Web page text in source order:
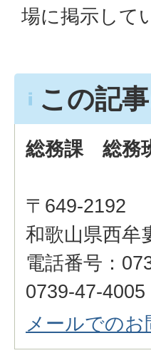
場に掲示して
この記
総務課 総務
〒649-2192
和歌山県西牟
電話番号：
0739-47-4005
メールでのお